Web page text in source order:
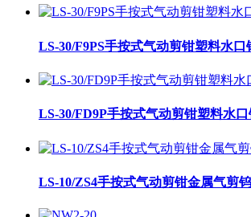
LS-30/F9PS手按式气动剪钳塑料水口
LS-30/FD9P手按式气动剪钳塑料水口
LS-10/ZS4手按式气动剪钳金属气剪